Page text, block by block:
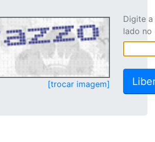
[trocar imagem]
Digite
lado no